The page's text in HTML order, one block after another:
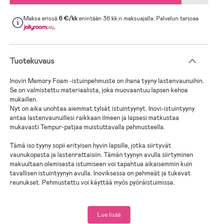
Maksa erissä6 €/kkenintään 36 kk:n maksuajalla. Palvelun tarjoaa
.
Tuotekuvaus
Inovin Memory Foam -istuinpehmuste on ihana tyyny lastenvaunuihin.
Se on valmistettu materiaalista, joka muovaantuu lapsen kehoa
mukaillen.
Nyt on aika unohtaa aiemmat tylsät istuintyynyt. Inovi-istuintyyny
antaa lastenvaunuillesi raikkaan ilmeen ja lapsesi matkustaa
mukavasti Tempur-patjaa muistuttavalla pehmusteella.
Tämä iso tyyny sopii erityisen hyvin lapsille, jotka siirtyvät
vaunukopasta ja lastenrattaisiin. Tämän tyynyn avulla siirtyminen
makuultaan olemisesta istumiseen voi tapahtua aikaisemmin kuin
tavallisen istuintyynyn avulla. Inoviksessa on pehmeät ja tukevat
reunukset. Pehmustettu voi käyttää myös pyöräistuimissa.
Mitat: 52 (istuinosa 28) x 80 (selkä 44, istuinosa 23) cm
Lue lisää